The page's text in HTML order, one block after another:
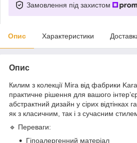
Замовлення під захистом
Опис Характеристики
Опис
Килим з колекції Mira від фабрики
практичне рішення для вашого
абстрактний дизайн у сірих відтінках
як з класичним, так і з сучасним
🔹 Переваги:
Гіпоалергенний матеріал